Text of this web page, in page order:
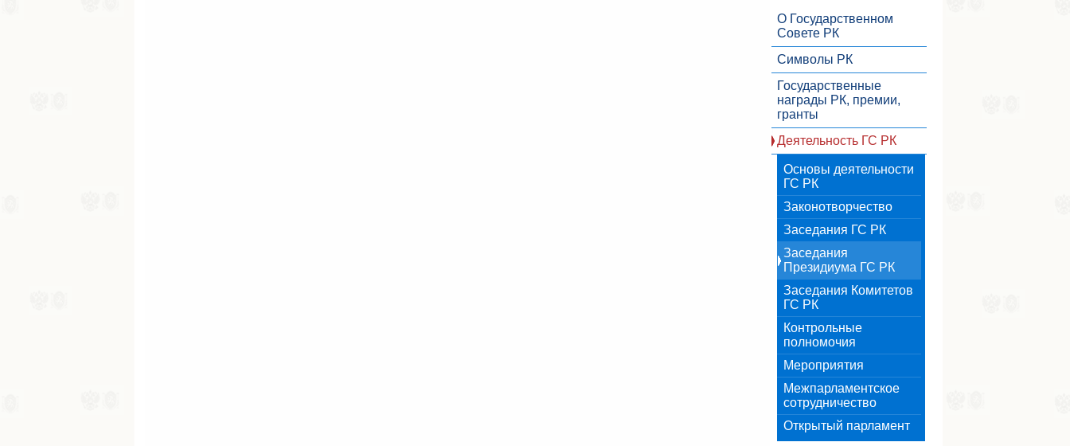
О Государственном
Совете РК
Символы РК
Государственные
награды РК, премии,
гранты
Деятельность ГС РК
Основы деятельности
ГС РК
Законотворчество
Заседания ГС РК
Заседания
Президиума ГС РК
Заседания Комитетов
ГС РК
Контрольные
полномочия
Мероприятия
Межпарламентское
сотрудничество
Открытый парламент